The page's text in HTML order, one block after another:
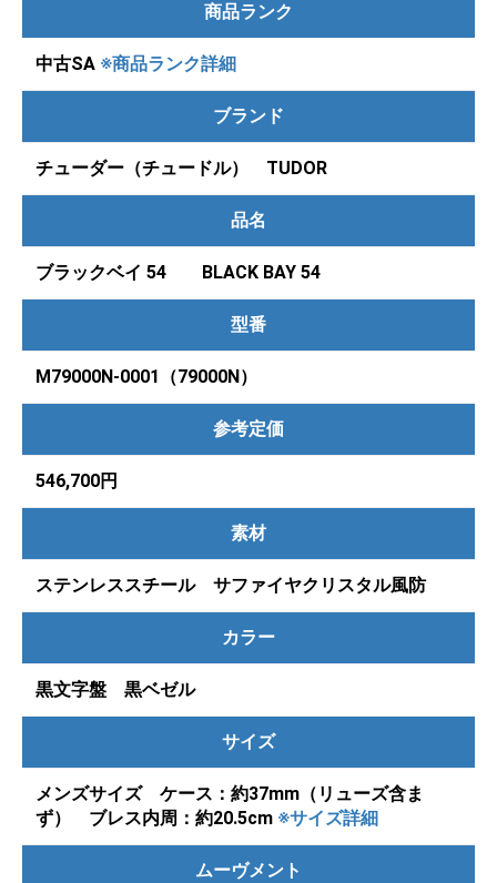
商品ランク
中古SA ※商品ランク詳細
ブランド
チューダー（チュードル） TUDOR
品名
ブラックベイ 54 BLACK BAY 54
型番
M79000N-0001（79000N）
参考定価
546,700円
素材
ステンレススチール サファイヤクリスタル風防
カラー
黒文字盤 黒ベゼル
サイズ
メンズサイズ ケース：約37mm（リューズ含ま
ず） ブレス内周：約20.5cm ※サイズ詳細
ムーヴメント